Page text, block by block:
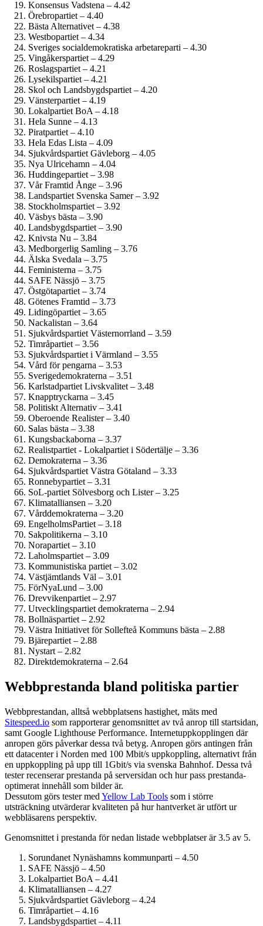
Konsensus Vadstena – 4.42
Örebropartiet – 4.40
Bästa Alternativet – 4.38
Westbopartiet – 4.34
Sveriges social­demokratiska arbetareparti – 4.30
Vingåkerspartiet – 4.29
Roslagspartiet – 4.21
Lysekilspartiet – 4.21
Skol och Landsbygdspartiet – 4.20
Vänsterpartiet – 4.19
Lokalpartiet BoA – 4.18
Hela Sunne – 4.13
Piratpartiet – 4.10
Hela Edas Lista – 4.09
Sjukvårds­partiet Gävleborg – 4.05
Nya Ulricehamn – 4.04
Huddingepartiet – 3.98
Vår Framtid Ånge – 3.96
Landspartiet Svenska Samer – 3.92
Stockholmspartiet – 3.92
Väsbys bästa – 3.90
Landsbygdspartiet – 3.90
Knivsta Nu – 3.84
Medborgerlig Samling – 3.76
Älska Svedala – 3.75
Feministerna – 3.75
SAFE Nässjö – 3.75
Östgötapartiet – 3.74
Götenes Framtid – 3.73
Lidingöpartiet – 3.65
Nackalistan – 3.64
Sjukvårdspartiet Västernorrland – 3.59
Timråpartiet – 3.56
Sjukvårdspartiet i Värmland – 3.55
Vård för pengarna – 3.53
Sverige­demokraterna – 3.51
Karlstadpartiet Livskvalitet – 3.48
Knapptryckarna – 3.45
Politiskt Alternativ – 3.41
Oberoende Realister – 3.40
Salas bästa – 3.38
Kungsbackaborna – 3.37
Realistpartiet - Lokalpartiet i Södertälje – 3.36
Demokraterna – 3.36
Sjukvårdspartiet Västra Götaland – 3.33
Ronnebypartiet – 3.31
SoL-partiet Sölvesborg och Lister – 3.25
Klimatalliansen – 3.20
Vårddemokraterna – 3.20
EngelholmsPartiet – 3.18
Sakpolitikerna – 3.10
Norapartiet – 3.10
Laholmspartiet – 3.09
Kommunistiska partiet – 3.02
Västjämtlands Väl – 3.01
FörNyaLund – 3.00
Drevvikenpartiet – 2.97
Utvecklingspartiet demokraterna – 2.94
Bollnäspartiet – 2.92
Västra Initiativet för Sollefteå Kommuns bästa – 2.88
Bjärepartiet – 2.88
Nystart – 2.82
Direktdemokraterna – 2.64
Webbprestanda bland politiska partier
Webbprestandan, alltså webbplatsens hastighet, mäts med
Sitespeed.io som rapporterar genomsnittet av två anrop till startsidan,
samt Google Lighthouse Performance. Internet­uppkopplingen där
anropen görs påverkar dessa två betyg. Anropen görs antingen från
ett datacenter i Norden med 100 Mbit/s uppkoppling, alternativt från
en uppkoppling på upp till 1Gbit/s via svenska Bahnhof. Dessa två
tester recenserar prestanda på serversidan och hur pass prestanda­
optimerat innehåll som bilder är.
Dessutom görs tester med Yellow Lab Tools som i större
utsträckning utvärderar kvaliteten på hur hantverket är utfört ur
webbläsarens perspektiv.
Genomsnittet i prestanda för nedan listade webbplatser är 3.5 av 5.
Sorundanet Nynäshamns kommunparti – 4.50
SAFE Nässjö – 4.50
Lokalpartiet BoA – 4.41
Klimatalliansen – 4.27
Sjukvårds­partiet Gävleborg – 4.24
Timråpartiet – 4.16
Landsbygdspartiet – 4.11